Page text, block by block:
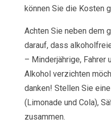
können Sie die Kosten
Achten Sie neben dem
darauf, dass
– Minderjährige, Fahrer
Alkohol verzichten
danken! Stellen Sie
(Limonade und Cola),
zusammen.